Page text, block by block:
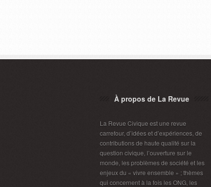
À propos de La Revue
La Revue Civique est une revue
carrefour, d’idées et d’expériences, de
contributions de haute qualité sur la
question civique, l’ouverture sur le
monde, les problèmes de société et les
enjeux du « vivre ensemble » ; thèmes
qui concernent à la fois les ONG, les